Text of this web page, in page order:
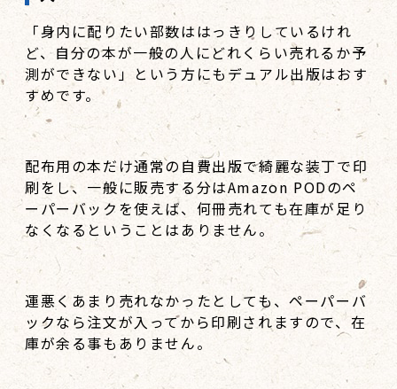
「身内に配りたい部数ははっきりしているけれ
ど、自分の本が一般の人にどれくらい売れるか予
測ができない」という方にもデュアル出版はおす
すめです。
配布用の本だけ通常の自費出版で綺麗な装丁で印
刷をし、一般に販売する分はAmazon PODのペ
ーパーバックを使えば、何冊売れても在庫が足り
なくなるということはありません。
運悪くあまり売れなかったとしても、ペーパーバ
ックなら注文が入ってから印刷されますので、在
庫が余る事もありません。